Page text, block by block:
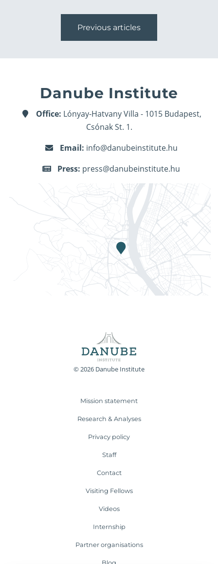
Previous articles
Danube Institute
Office: Lónyay-Hatvany Villa - 1015 Budapest,
Csónak St. 1.
Email: info@danubeinstitute.hu
Press: press@danubeinstitute.hu
© 2026 Danube Institute
Mission statement
Research & Analyses
Privacy policy
Staff
Contact
Visiting Fellows
Videos
Internship
Partner organisations